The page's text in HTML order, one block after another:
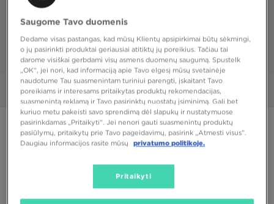
Nuotraukos 360°
PUIKUS PASIŪLYMAS
NIKE AIR FLIGHT LITE MID
Saugome Tavo duomenis
Dedame visas pastangas, kad mūsų Klientų apsipirkimai būtų sėkmingi,
o jų pasirinkti produktai geriausiai atitiktų jų poreikius. Tačiau tai
darome visiškai gerbdami visų asmens duomenų saugumą. Spustelk
„OK“, jei nori, kad informaciją apie Tavo elgesį mūsų svetainėje
naudotume Tau suasmenintam turiniui parengti, įskaitant Tavo
poreikiams ir interesams pritaikytas produktų rekomendacijas,
suasmenintą reklamą ir Tavo pasirinktų nuostatų įsiminimą. Gali bet
kuriuo metu pakeisti savo sprendimą dėl slapukų ir nustatymuose
pasirinkdamas „Pritaikyti“. Jei nenori gauti suasmenintų produktų
pasiūlymų, pritaikytų prie Tavo pageidavimų, pasirink „Atmesti visus”.
Daugiau informacijos rasite mūsų
privatumo politikoje.
Pritaikyti